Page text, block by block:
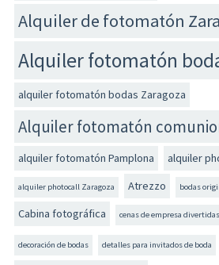
Alquiler de fotomatón
Alquiler fotomatón
alquiler fotomatón bodas Zaragoza
Alquiler fotomatón
alquiler fotomatón Pamplona alquiler
alquiler photocall Zaragoza Atrezzo bodas
Cabina fotográfica cenas de empresa divertidas
decoración de bodas detalles para invitados de boda